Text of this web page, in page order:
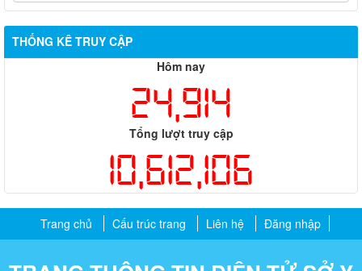
THỐNG KÊ TRUY CẬP
Hôm nay
24,914
Tổng lượt truy cập
10,612,106
Trang chủ Cấu trúc trang Liên hệ Đăng nhập